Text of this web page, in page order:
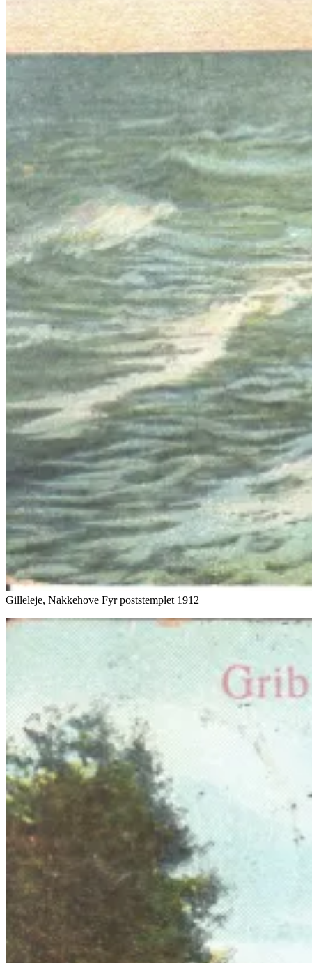
Gilleleje, Nakkehove Fyr poststemplet 1912